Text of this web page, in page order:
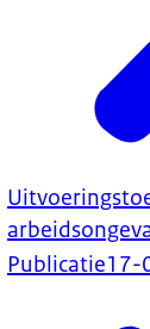
Publicatie17-